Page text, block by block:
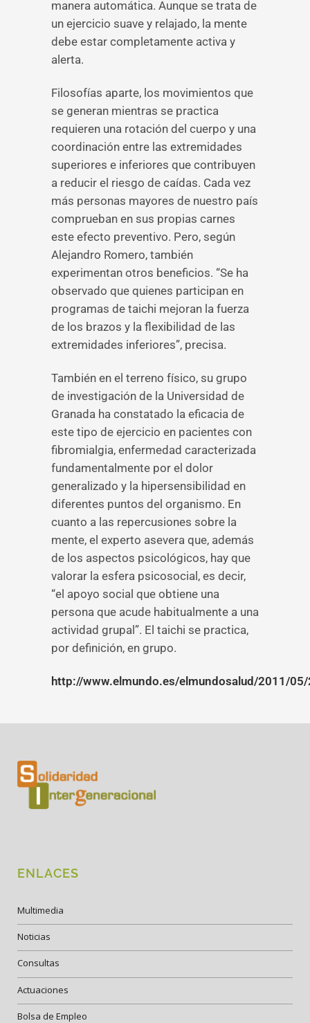
manera automática. Aunque se trata de
un ejercicio suave y relajado, la mente
debe estar completamente activa y
alerta.
Filosofías aparte, los movimientos que
se generan mientras se practica
requieren una rotación del cuerpo y una
coordinación entre las extremidades
superiores e inferiores que contribuyen
a reducir el riesgo de caídas. Cada vez
más personas mayores de nuestro país
comprueban en sus propias carnes
este efecto preventivo. Pero, según
Alejandro Romero, también
experimentan otros beneficios. “Se ha
observado que quienes participan en
programas de taichi mejoran la fuerza
de los brazos y la flexibilidad de las
extremidades inferiores”, precisa.
También en el terreno físico, su grupo
de investigación de la Universidad de
Granada ha constatado la eficacia de
este tipo de ejercicio en pacientes con
fibromialgia, enfermedad caracterizada
fundamentalmente por el dolor
generalizado y la hipersensibilidad en
diferentes puntos del organismo. En
cuanto a las repercusiones sobre la
mente, el experto asevera que, además
de los aspectos psicológicos, hay que
valorar la esfera psicosocial, es decir,
“el apoyo social que obtiene una
persona que acude habitualmente a una
actividad grupal”. El taichi se practica,
por definición, en grupo.
http://www.elmundo.es/elmundosalud/2011/
ENLACES
Multimedia
Noticias
Consultas
Actuaciones
Bolsa de Empleo